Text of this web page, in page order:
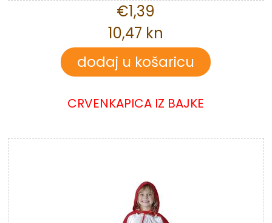
€1,39
10,47 kn
CRVENKAPICA IZ BAJKE